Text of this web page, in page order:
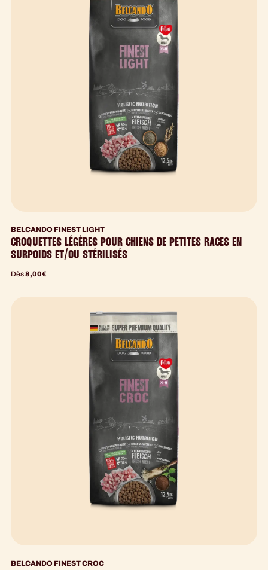
BELCANDO FINEST LIGHT
CROQUETTES LÉGÈRES POUR CHIENS DE PETITES RACES EN
SURPOIDS ET/OU STÉRILISÉS
Dès8,00€
BELCANDO FINEST CROC